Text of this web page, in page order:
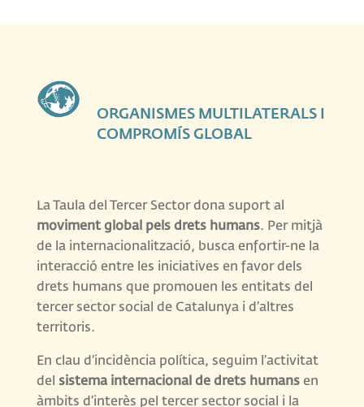
ORGANISMES MULTILATERALS I
COMPROMÍS GLOBAL
La Taula del Tercer Sector dona suport al
moviment global pels drets humans. Per mitjà
de la internacionalització, busca enfortir-ne la
interacció entre les iniciatives en favor dels
drets humans que promouen les entitats del
tercer sector social de Catalunya i d’altres
territoris.
En clau d’incidència política, seguim l’activitat
del sistema internacional de drets humansen
àmbits d’interès pel tercer sector social i la